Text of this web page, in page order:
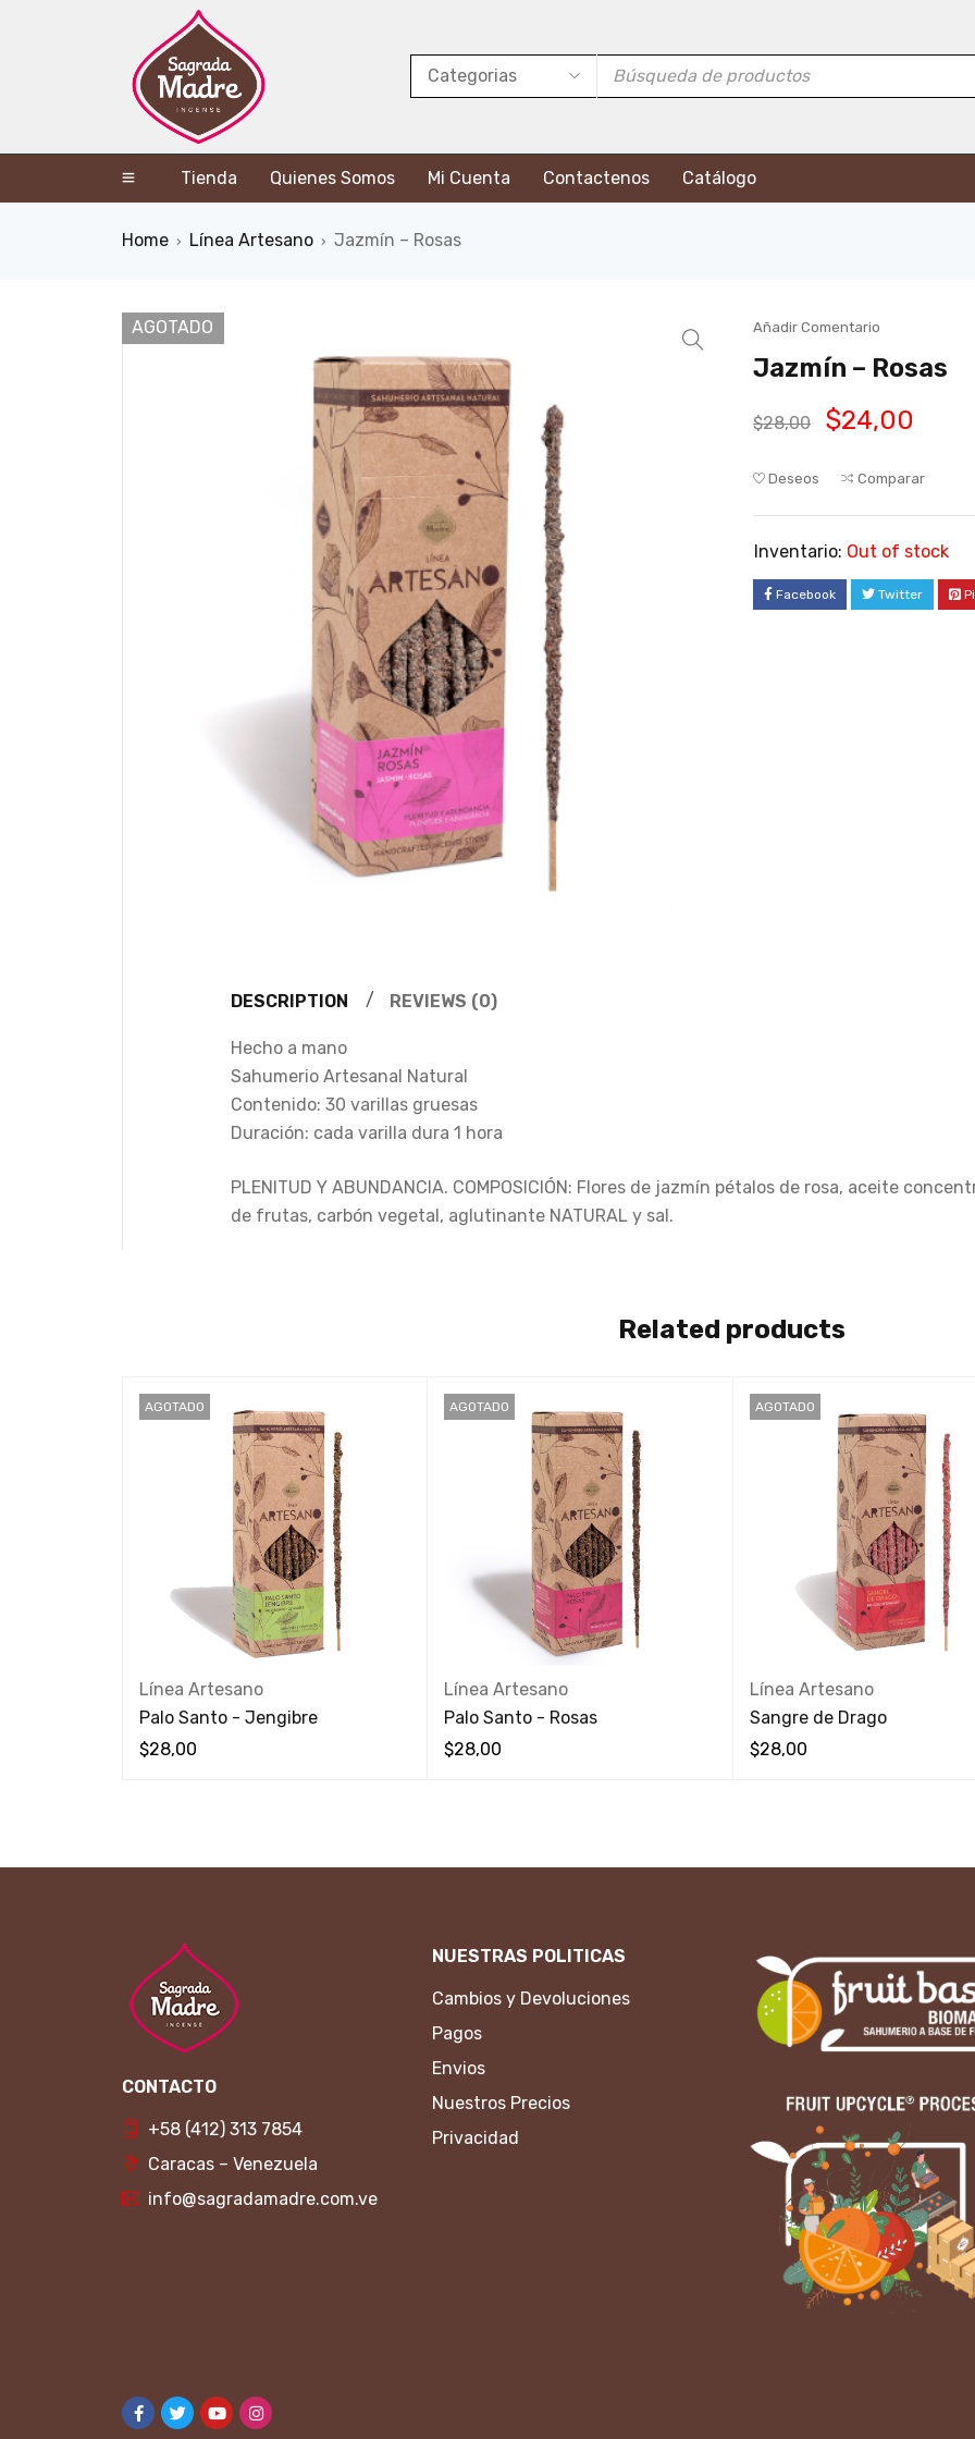
Tienda Quienes Somos Mi Cuenta Contactenos Catálogo
Home › Línea Artesano › Jazmín – Rosas
AGOTADO Añadir Comentario
Jazmín – Rosas
$28,00 $24,00
Deseos Comparar
Inventario: Out of stock
Facebook Twitter
DESCRIPTION REVIEWS (0)
Hecho a mano
Sahumerio Artesanal Natural
Contenido: 30 varillas gruesas
Duración: cada varilla dura 1 hora
PLENITUD Y ABUNDANCIA. COMPOSICIÓN: Flores de jazmín pétalos de rosa, aceite
de frutas, carbón vegetal, aglutinante NATURAL y sal.
Related products
AGOTADO
Línea Artesano
Palo Santo - Jengibre
$28,00
AGOTADO
Línea Artesano
Palo Santo - Rosas
$28,00
AGOTADO
Línea Artesano
Sangre de Drago
$28,00
CONTACTO
+58 (412) 313 7854
Caracas – Venezuela
info@sagradamadre.com.ve
NUESTRAS POLITICAS
Cambios y Devoluciones
Pagos
Envios
Nuestros Precios
Privacidad